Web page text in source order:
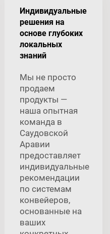
Индивидуальные
решения на
основе глубоких
локальных
знаний
Мы не просто
продаем
продукты —
наша опытная
команда в
Саудовской
Аравии
предоставляет
индивидуальные
рекомендации
по системам
конвейеров,
основанные на
ваших